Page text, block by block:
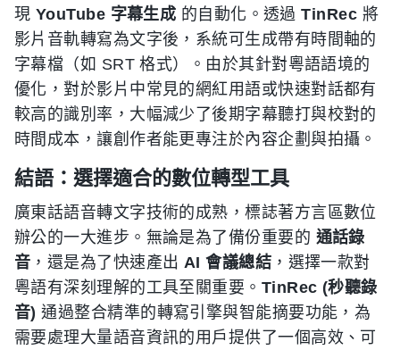
現 YouTube 字幕生成 的自動化。透過TinRec 將
影片音軌轉寫為文字後，系統可生成帶有時間軸的
字幕檔（如 SRT 格式）。由於其針對粵語語境的
優化，對於影片中常見的網紅用語或快速對話都有
較高的識別率，大幅減少了後期字幕聽打與校對的
時間成本，讓創作者能更專注於內容企劃與拍攝。
結語：選擇適合的數位轉型工具
廣東話語音轉文字技術的成熟，標誌著方言區數位
辦公的一大進步。無論是為了備份重要的 通話錄
音 ，還是為了快速產出 AI 會議總結 ，選擇一款對
粵語有深刻理解的工具至關重要。 TinRec (秒聽錄
音) 通過整合精準的轉寫引擎與智能摘要功能，為
需要處理大量語音資訊的用戶提供了一個高效、可